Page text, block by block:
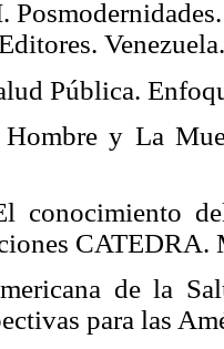
Pública.
y La
conocimiento
CATEDRA.
de la
para las